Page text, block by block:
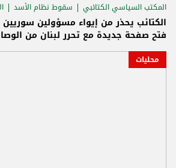
المكتب السياسي الكتائبي سقوط نظام الأسد
الكتائب يحذر من إيواء مسؤولين
فتح صفحة جديدة مع تحرر لبنان من
محليات